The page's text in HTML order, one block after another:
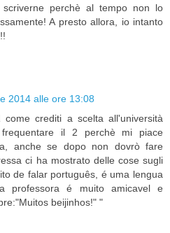
perchè al tempo non lo
A presto allora, io intanto
2014 alle ore 13:08
crediti a scelta all'università
il 2 perchè mi piace
anche se dopo non dovrò fare
ci ha mostrato delle cose sugli
de falar português, é uma lengua
professora é muito amicavel e
beijinhos!" "